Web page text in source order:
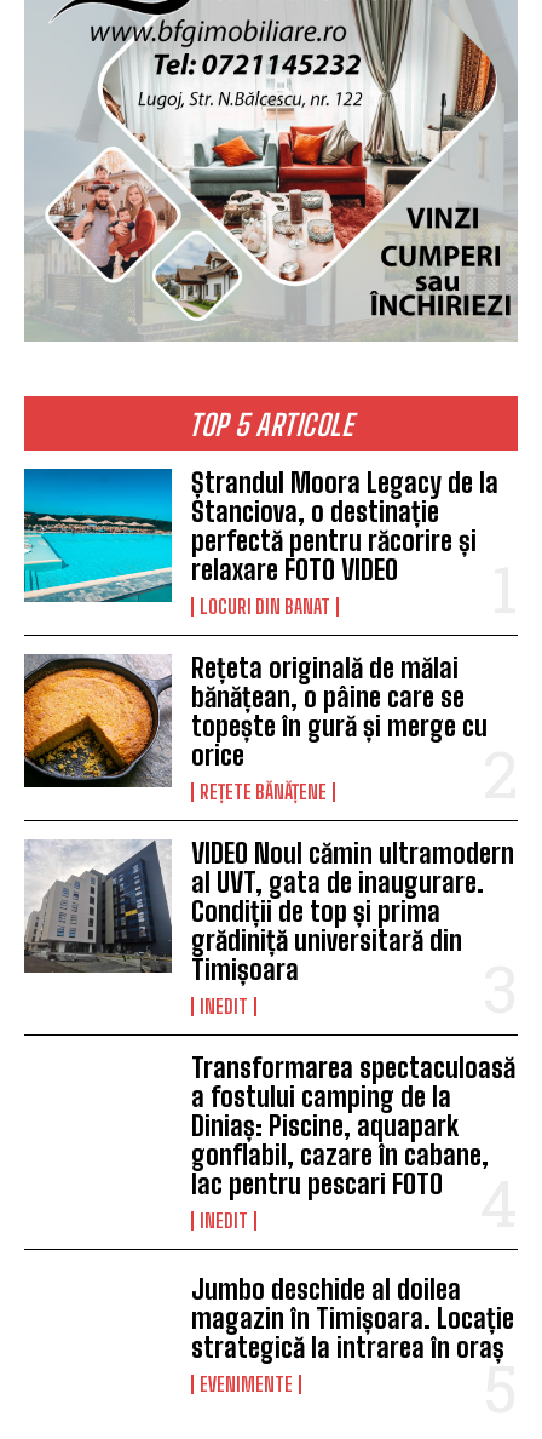
TOP 5 ARTICOLE
Ștrandul Moora Legacy de la
Stanciova, o destinație
perfectă pentru răcorire și
relaxare FOTO VIDEO
LOCURI DIN BANAT
Rețeta originală de mălai
bănățean, o pâine care se
topește în gură și merge cu
orice
REȚETE BĂNĂȚENE
VIDEO Noul cămin ultramodern
al UVT, gata de inaugurare.
Condiții de top și prima
grădiniță universitară din
Timișoara
INEDIT
Transformarea spectaculoasă
a fostului camping de la
Diniaș: Piscine, aquapark
gonflabil, cazare în cabane,
lac pentru pescari FOTO
INEDIT
Jumbo deschide al doilea
magazin în Timișoara. Locație
strategică la intrarea în oraș
EVENIMENTE